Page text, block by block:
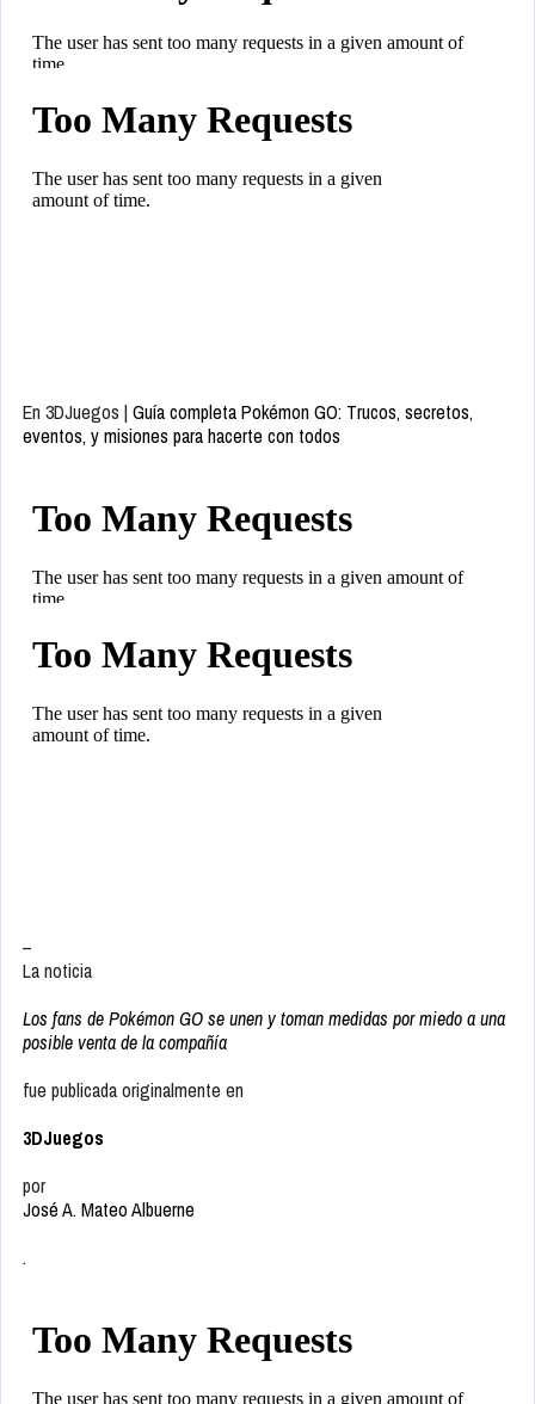
En 3DJuegos | Guía completa Pokémon GO: Trucos, secretos,
eventos, y misiones para hacerte con todos
–
La noticia
Los fans de Pokémon GO se unen y toman medidas por miedo a una
posible venta de la compañía
fue publicada originalmente en
3DJuegos
por
José A. Mateo Albuerne
.